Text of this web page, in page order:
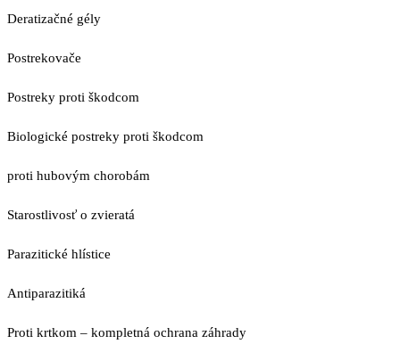
Deratizačné gély
Postrekovače
Postreky proti škodcom
Biologické postreky proti škodcom
proti hubovým chorobám
Starostlivosť o zvieratá
Parazitické hlístice
Antiparazitiká
Proti krtkom – kompletná ochrana záhrady